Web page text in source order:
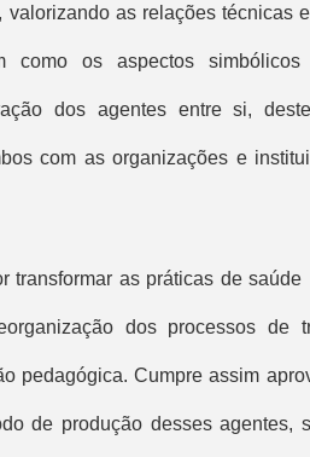
valorizando as relações técnicas
como os aspectos
dos agentes entre si,
com as organizações e
transformar as práticas de
dos processos de
pedagógica. Cumpre assim
de produção desses agentes,